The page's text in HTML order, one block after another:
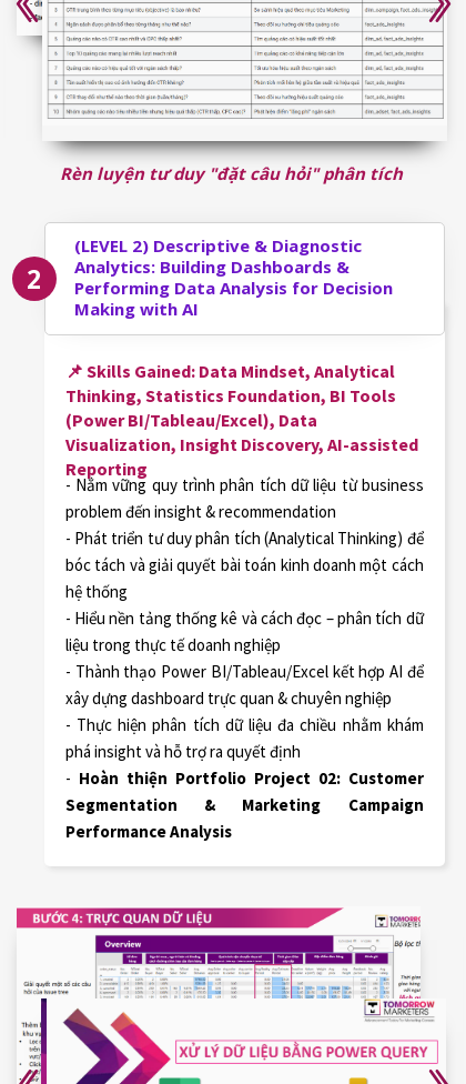
📌 Skills Gained: Data Mindset, Analytical
Thinking, Statistics Foundation, BI Tools
(Power BI/Tableau/Excel), Data
Visualization, Insight Discovery, AI-assisted
Reporting
- Nắm vững quy trình phân tích dữ liệu từ business
problem đến insight & recommendation
- Phát triển tư duy phân tích (Analytical Thinking) để
bóc tách và giải quyết bài toán kinh doanh một cách
hệ thống
- Hiểu nền tảng thống kê và cách đọc – phân tích dữ
liệu trong thực tế doanh nghiệp
- Thành thạo Power BI/Tableau/Excel kết hợp AI để
xây dựng dashboard trực quan & chuyên nghiệp
- Thực hiện phân tích dữ liệu đa chiều nhằm khám
phá insight và hỗ trợ ra quyết định
- Hoàn thiện Portfolio Project 02: Customer
Segmentation & Marketing Campaign
Performance Analysis
(LEVEL 2)Descriptive & Diagnostic
Analytics: Building Dashboards &
Performing Data Analysis for Decision
Making with AI
2
Rèn luyện tư duy "đặt câu hỏi" phân tích